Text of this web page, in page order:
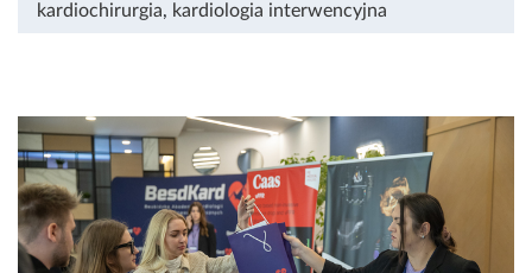
kardiochirurgia, kardiologia interwencyjna